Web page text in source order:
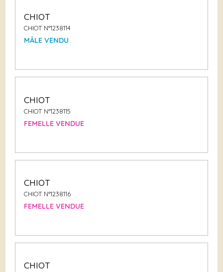
CHIOT
CHIOT N°1238114
MÂLE VENDU
CHIOT
CHIOT N°1238115
FEMELLE VENDUE
CHIOT
CHIOT N°1238116
FEMELLE VENDUE
CHIOT